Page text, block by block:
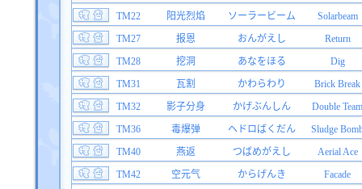
TM22
阳光烈焰 ソーラービーム
Solarbeam
TM27
报恩 おんがえし
Return
TM28
挖洞 あなをほる
Dig
TM31
瓦割 かわらわり
Brick Break
TM32
影子分身 かげぶんしん
Double Team
TM36
毒爆弹 ヘドロばくだん
Sludge
TM40
燕返 つばめがえし
Aerial Ace
TM42
空元气 からげんき
Facade